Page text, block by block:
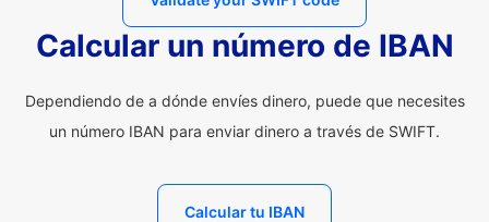
Calcular un número de IBAN
Dependiendo de a dónde envíes dinero, puede que necesites
un número IBAN para enviar dinero a través de SWIFT.
Calcular tu IBAN